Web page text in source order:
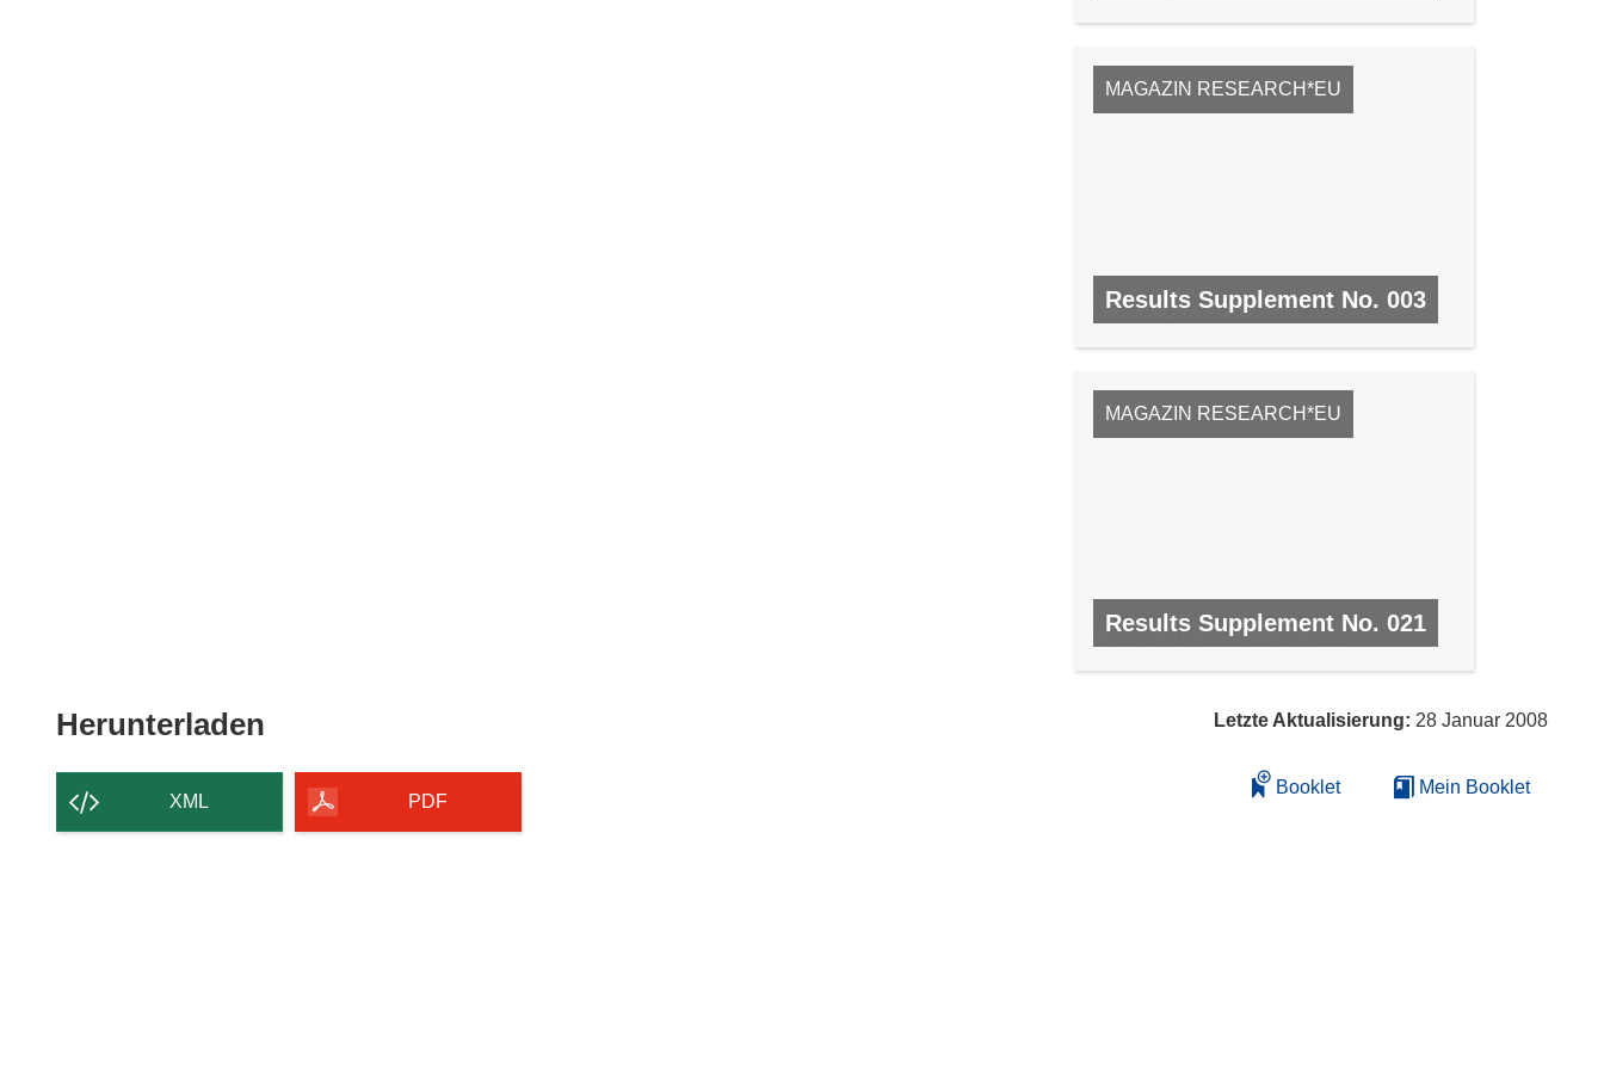
MAGAZIN RESEARCH*EU
Results Supplement No. 003
NR. 3, MÄRZ 2008/APRIL 2008
MAGAZIN RESEARCH*EU
Results Supplement No. 021
NR. 21, JANUAR 2010/FEBRUAR 2010
Herunterladen
Seite
XML PDF
Letzte Aktualisierung: 28 Januar 2008
Booklet Mein Booklet